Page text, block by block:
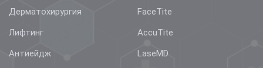
Дерматохирургия
Лифтинг
Антиейдж
FaceTite
AccuTite
LaseMD